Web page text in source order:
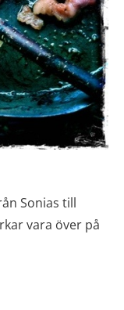
Sonias till
vara över på